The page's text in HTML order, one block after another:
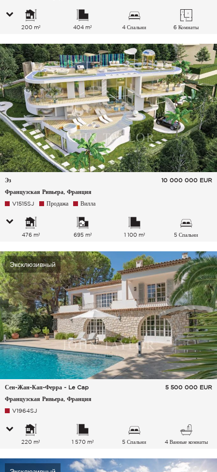
200 m² 404 m² 4 Спальни 6 Комнаты
Эз
Французская Ривьера, Франция
10 000 000 EUR
V1515SJ Продажа Вилла
476 m² 695 m² 1 100 m² 5 Спальни
Эксклюзивный
Сен-Жан-Кап-Ферра - Le Cap
Французская Ривьера, Франция
5 500 000 EUR
V1964SJ
220 m² 1 570 m² 5 Спальни 4 Ванные комнаты